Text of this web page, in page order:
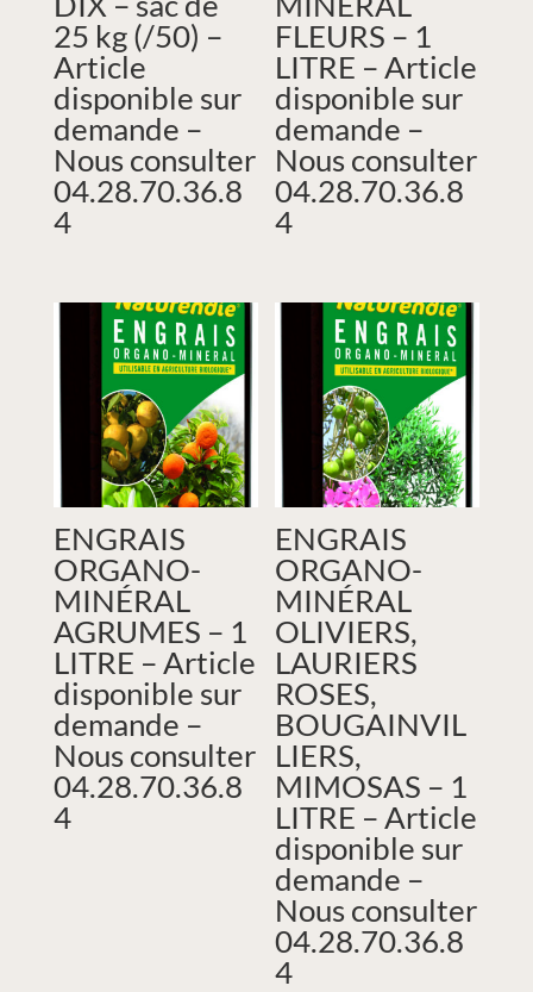
25 kg (/50) –
Article
disponible sur
demande –
Nous consulter
04.28.70.36.8
4
FLEURS – 1
LITRE – Article
disponible sur
demande –
Nous consulter
04.28.70.36.8
4
ENGRAIS
ORGANO-
MINÉRAL
AGRUMES – 1
LITRE – Article
disponible sur
demande –
Nous consulter
04.28.70.36.8
4
ENGRAIS
ORGANO-
MINÉRAL
OLIVIERS,
LAURIERS
ROSES,
BOUGAINVIL
LIERS,
MIMOSAS – 1
LITRE – Article
disponible sur
demande –
Nous consulter
04.28.70.36.8
4